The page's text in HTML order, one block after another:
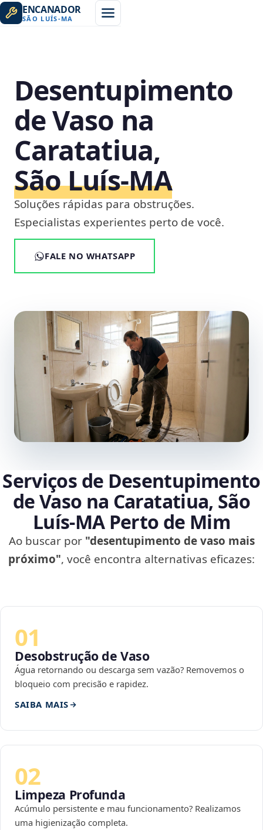
ENCANADOR
SÃO LUÍS-MA
Desentupimento
de Vaso na
Caratatiua,
São Luís‑MA
Soluções rápidas para obstruções.
Especialistas experientes perto de você.
FALE NO WHATSAPP
Serviços de Desentupimento
de Vaso na Caratatiua, São
Luís‑MA Perto de Mim
Ao buscar por "desentupimento de vaso mais
próximo", você encontra alternativas eficazes:
01
Desobstrução de Vaso
Água retornando ou descarga sem vazão? Removemos o
bloqueio com precisão e rapidez.
SAIBA MAIS
02
Limpeza Profunda
Acúmulo persistente e mau funcionamento? Realizamos
uma higienização completa.